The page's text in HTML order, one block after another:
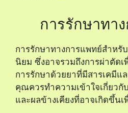
การรักษาทา
การรักษาทางการแพทย์สำหรั
นิยม ซึ่งอาจรวมถึงการผ่าตัดเ
การรักษาด้วยยาที่มีสารเคมีแ
คุณควรทำความเข้าใจเกี่ยวกั
และผลข้างเคียงที่อาจเกิดขึ้น